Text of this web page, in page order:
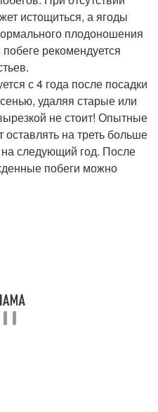
истощиться, а ягоды
плодоношения
рекомендуется
с 4 года после посадки
удаляя старые или
не стоит! Опытные
на треть больше
на следующий год. После
побеги можно